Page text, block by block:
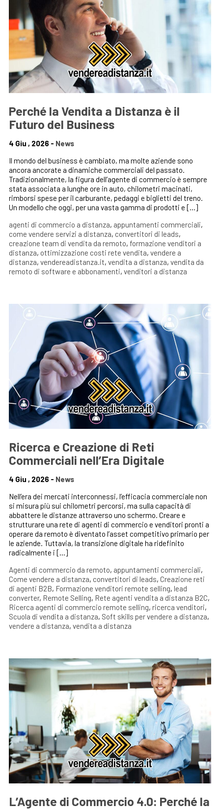
Perché la Vendita a Distanza è il
Futuro del Business
4 Giu , 2026 - News
Il mondo del business è cambiato, ma molte aziende sono
ancora ancorate a dinamiche commerciali del passato.
Tradizionalmente, la figura dell’agente di commercio è sempre
stata associata a lunghe ore in auto, chilometri macinati,
rimborsi spese per il carburante, pedaggi e biglietti del treno.
Un modello che oggi, per una vasta gamma di prodotti e […]
agenti di commercio a distanza, appuntamenti commerciali,
come vendere servizi a distanza, convertitori di leads,
creazione team di vendita da remoto, formazione venditori a
distanza, ottimizzazione costi rete vendita, vendere a
distanza, vendereadistanza.it, vendita a distanza, vendita da
remoto di software e abbonamenti, venditori a distanza
Ricerca e Creazione di Reti
Commerciali nell’Era Digitale
4 Giu , 2026 - News
Nell’era dei mercati interconnessi, l’efficacia commerciale non
si misura più sui chilometri percorsi, ma sulla capacità di
abbattere le distanze attraverso uno schermo. Creare e
strutturare una rete di agenti di commercio e venditori pronti a
operare da remoto è diventato l’asset competitivo primario per
le aziende. Tuttavia, la transizione digitale ha ridefinito
radicalmente i […]
Agenti di commercio da remoto, appuntamenti commerciali,
Come vendere a distanza, convertitori di leads, Creazione reti
di agenti B2B, Formazione venditori remote selling, lead
converter, Remote Selling, Rete agenti vendita a distanza B2C,
Ricerca agenti di commercio remote selling, ricerca venditori,
Scuola di vendita a distanza, Soft skills per vendere a distanza,
vendere a distanza, vendita a distanza
L’Agente di Commercio 4.0: Perché la